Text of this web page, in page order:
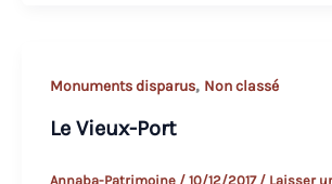
Monuments disparus, Non classé
Le Vieux-Port
Annaba-Patrimoine / 10/12/2017 / Laisser